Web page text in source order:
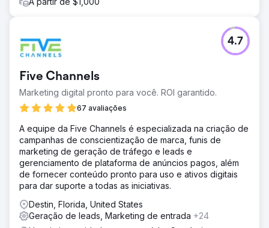
orgânica Aumento de 188% no total de leads Aumento de
244% em leads de mídia social
Ir para a página da agência
Five Channels
Marketing digital pronto para você. ROI garantido.
67 avaliações
4.7
A equipe da Five Channels é especializada na criação de
campanhas de conscientização de marca, funis de
marketing de geração de tráfego e leads e
gerenciamento de plataforma de anúncios pagos, além
de fornecer conteúdo pronto para uso e ativos digitais
para dar suporte a todas as iniciativas.
Destin, Florida, United States
Geração de leads, Marketing de entrada +24